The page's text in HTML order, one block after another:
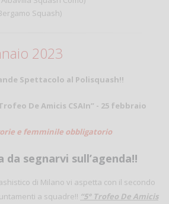
Squash)
2023
Spettacolo al Polisquash!!
De Amicis CSAIn” - 25 febbraio
e femminile obbligatorio
segnarvi sull’agenda!!
di Milano vi aspetta con il secondo
a squadre!! “5° Trofeo De Amicis